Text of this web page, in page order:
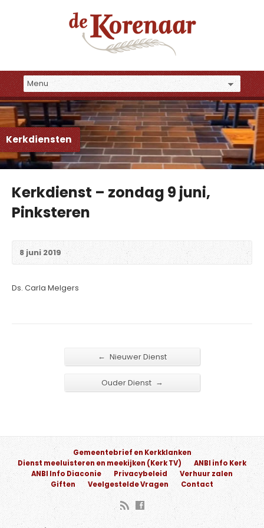
Kerkdiensten
Kerkdienst – zondag 9 juni,
Pinksteren
8 juni 2019
Ds. Carla Melgers
← Nieuwer Dienst
Ouder Dienst →
Gemeentebrief en Kerkklanken
Dienst meeluisteren en meekijken (Kerk TV)
ANBI info Kerk
ANBI Info Diaconie
Privacybeleid
Verhuur zalen
Giften
Veelgestelde Vragen Contact